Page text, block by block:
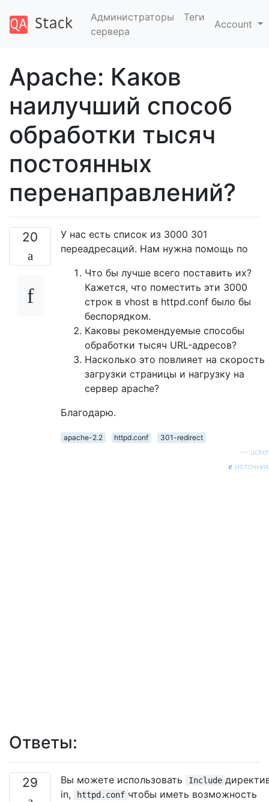
Администраторы
сервера
Теги
Account
Apache: Каков
наилучший способ
обработки тысяч
постоянных
перенаправлений?
20
У нас есть список из 3000 301
переадресаций. Нам нужна помощь по
Что бы лучше всего поставить их?
Кажется, что поместить эти 3000
строк в vhost в httpd.conf было бы
беспорядком.
Каковы рекомендуемые способы
обработки тысяч URL-адресов?
Насколько это повлияет на скорость
загрузки страницы и нагрузку на
сервер apache?
Благодарю.
apache-2.2 httpd.conf
301-redirect
ucker
источник
Ответы:
29 Вы можете использовать Include
in,
httpd.conf чтобы иметь возможность